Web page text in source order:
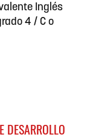
Inglés
4 / C o
DESARROLLO